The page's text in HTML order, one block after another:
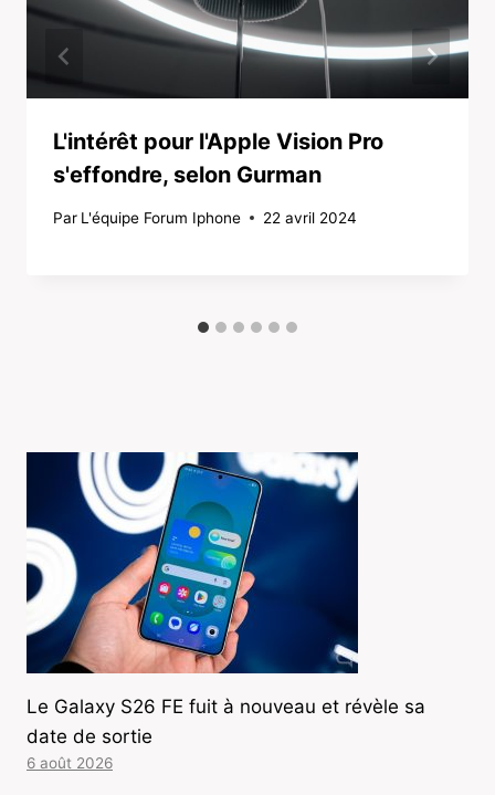
L'intérêt pour l'Apple Vision Pro
s'effondre, selon Gurman
Par L'équipe Forum Iphone 22 avril 2024
Le Galaxy S26 FE fuit à nouveau et révèle sa
date de sortie
6 août 2026